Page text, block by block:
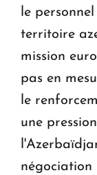
le
territoire
mission
pas en
le
une